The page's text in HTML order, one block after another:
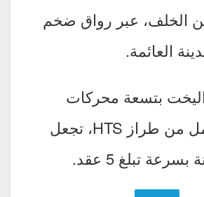
الخلف، عبر رواق ضخم
العائمة.
بتسعة محركات
كهربائية بالكامل من طراز HTS، تجعل
تبلغ 5 عقد.